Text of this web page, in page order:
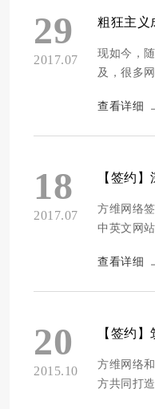
圳市艾力
北方国际
基...
29
2017.07
现如今，
及，很多
在不断的
在比较流
天，小编
网站设计
主义，是
格，一般
排版上是
查看详细
18
2017.07
方维网络
中英文网
搭建好官网
范围： 艺
画的销售
报）；经
查看详细
20
2015.10
【签约
方维网络
方共同打